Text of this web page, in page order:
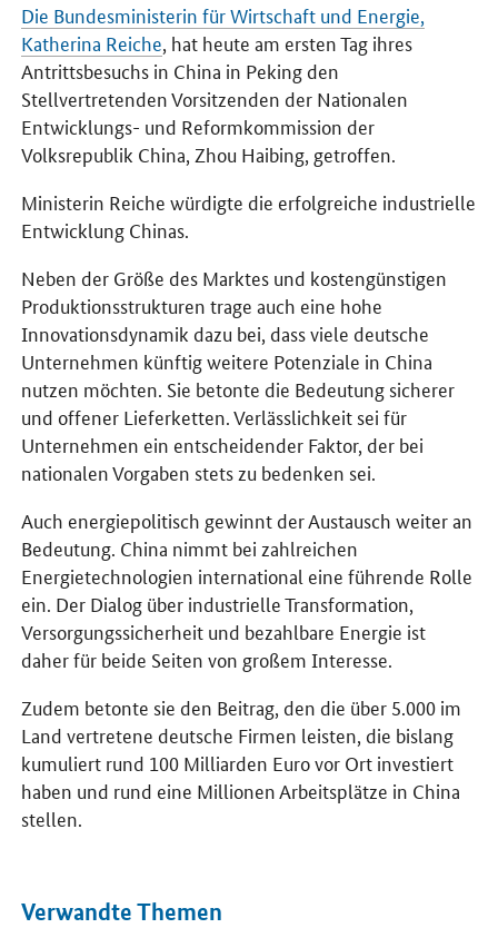
Die Bundesministerin für Wirtschaft und Energie,
Katherina Reiche, hat heute am ersten Tag ihres
Antrittsbesuchs in China in Peking den
Stellvertretenden Vorsitzenden der Nationalen
Entwicklungs- und Reformkommission der
Volksrepublik China, Zhou Haibing, getroffen.
Ministerin Reiche würdigte die erfolgreiche industrielle
Entwicklung Chinas.
Neben der Größe des Marktes und kostengünstigen
Produktionsstrukturen trage auch eine hohe
Innovationsdynamik dazu bei, dass viele deutsche
Unternehmen künftig weitere Potenziale in China
nutzen möchten. Sie betonte die Bedeutung sicherer
und offener Lieferketten. Verlässlichkeit sei für
Unternehmen ein entscheidender Faktor, der bei
nationalen Vorgaben stets zu bedenken sei.
Auch energiepolitisch gewinnt der Austausch weiter an
Bedeutung. China nimmt bei zahlreichen
Energietechnologien international eine führende Rolle
ein. Der Dialog über industrielle Transformation,
Versorgungssicherheit und bezahlbare Energie ist
daher für beide Seiten von großem Interesse.
Zudem betonte sie den Beitrag, den die über 5.000 im
Land vertretene deutsche Firmen leisten, die bislang
kumuliert rund 100 Milliarden Euro vor Ort investiert
haben und rund eine Millionen Arbeitsplätze in China
stellen.
Verwandte Themen